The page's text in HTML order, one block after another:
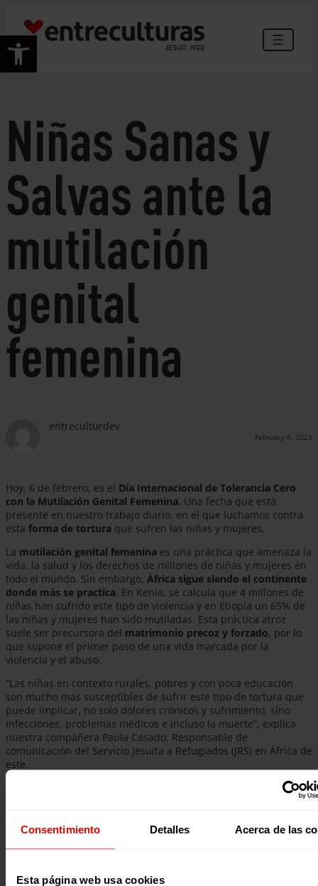
Consentimiento Detalles Acerca de las
Esta página web usa cookies
Open toolbar
content
Niñas Sanas y
Salvas ante la
mutilación
genital
femenina
entreculturdev
February 6, 2023
Hoy, 6 de febrero, es el Día Internacional de Tolerancia Cero
con la Mutilación Genital Femenina. Una fecha que está
presente en nuestro trabajo diario, en el que luchamos contra
esta forma de tortura que sufren las niñas y mujeres.
La mutilación genital femenina es una práctica que amenaza la
vida, la salud y los derechos de millones de niñas y mujeres en
todo el mundo. Sin embargo, África sigue siendo el continente
donde más se practica. En Kenia, se calcula que 4 millones de
niñas han sufrido este tipo de violencia y en Etiopía un 65% de
las niñas y mujeres han sido mutiladas. Esta práctica atroz
suele ser precursora del matrimonio precoz y forzado, por lo
que supone el primer paso de una vida marcada por la
violencia y el abuso.
“Las niñas en contexto rurales, pobres y con poca educación
son mucho más susceptibles de sufrir este tipo de tortura que
puede implicar, no solo dolores crónicos y sufrimiento, sino
infecciones, problemas médicos e incluso la muerte”, explica
nuestra compañera Paula Casado, Responsable de
comunicación del Servicio Jesuita a Refugiados (JRS) en África de
este.
trabajamos, junto al
reivindicarlos. Queremos escuchar sus voces que gritan que